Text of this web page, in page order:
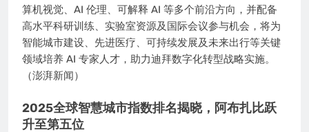
算机视觉、AI 伦理、可解释 AI 等多个前沿方向，并配备
高水平科研训练、实验室资源及国际会议参与机会，将为
智能城市建设、先进医疗、可持续发展及未来出行等关键
领域培养 AI 专家人才，助力迪拜数字化转型战略实施。
（澎湃新闻）
2025全球智慧城市指数排名揭晓，阿布扎比跃
升至第五位